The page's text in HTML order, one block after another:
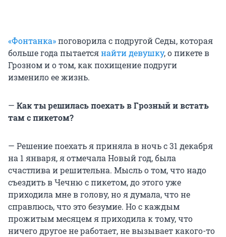
«Фонтанка»поговорила с подругой Седы, которая
больше года пытаетсянайти девушку, о пикете в
Грозном и о том, как похищение подруги
изменило ее жизнь.
— Как ты решилась поехать в Грозный и встать
там с пикетом?
— Решение поехать я принялавночь с 31 декабря
на 1 января, я отмечала Новый год, была
счастлива и решительна. Мысль о том, что надо
съездить в Чечню с пикетом, до этого уже
приходила мне в голову, но я думала, что не
справлюсь, что это безумие. Но с каждым
прожитым месяцем я приходила к тому, что
ничего другое не работает, не вызывает какого-то